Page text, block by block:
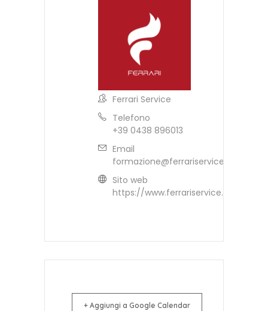
Ferrari Service
Telefono
+39 0438 896013
Email
formazione@ferrariservice.it
Sito web
https://www.ferrariservice.it
+ Aggiungi a Google Calendar